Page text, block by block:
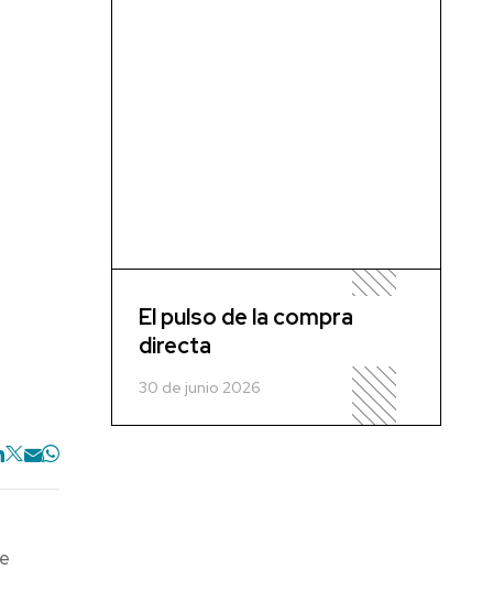
El pulso de la compra
directa
30 de junio 2026